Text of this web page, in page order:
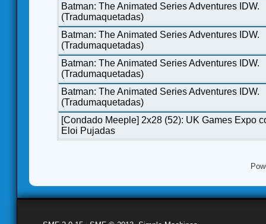
Batman: The Animated Series Adventures IDW.
(Tradumaquetadas)
Batman: The Animated Series Adventures IDW.
(Tradumaquetadas)
Batman: The Animated Series Adventures IDW.
(Tradumaquetadas)
Batman: The Animated Series Adventures IDW.
(Tradumaquetadas)
[Condado Meeple] 2x28 (52): UK Games Expo
Eloi Pujadas